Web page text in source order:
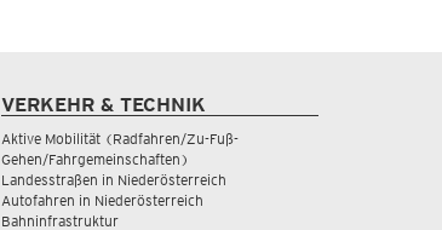
VERKEHR & TECHNIK
Aktive Mobilität (Radfahren/Zu-Fuß-
Gehen/Fahrgemeinschaften)
Landesstraßen in Niederösterreich
Autofahren in Niederösterreich
Bahninfrastruktur